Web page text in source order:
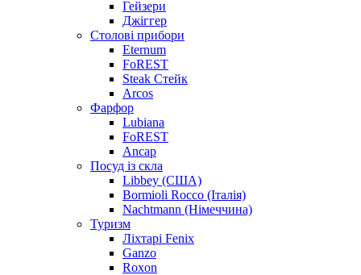
Гейзери
Джіггер
Столові прибори
Eternum
FoREST
Steak Стейк
Arcos
Фарфор
Lubiana
FoREST
Ancap
Посуд із скла
Libbey (США)
Bormioli Rocco (Італія)
Nachtmann (Німеччина)
Туризм
Ліхтарі Fenix
Ganzo
Roxon